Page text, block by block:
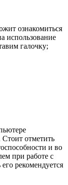
ознакомиться
использование
галочку;
отметить
и во
при работе с
рекомендуется